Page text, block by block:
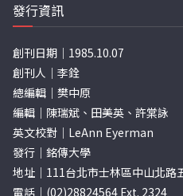
發行資訊
創刊日期｜1985.10.07
創刊人｜李銓
總編輯｜樊中原
編輯｜陳瑞斌、田美英、許棠詠
英文校對｜LeAnn Eyerman
發行｜銘傳大學
地址｜111台北市士林區中山北路
電話｜(02)28824564 Ext. 2324